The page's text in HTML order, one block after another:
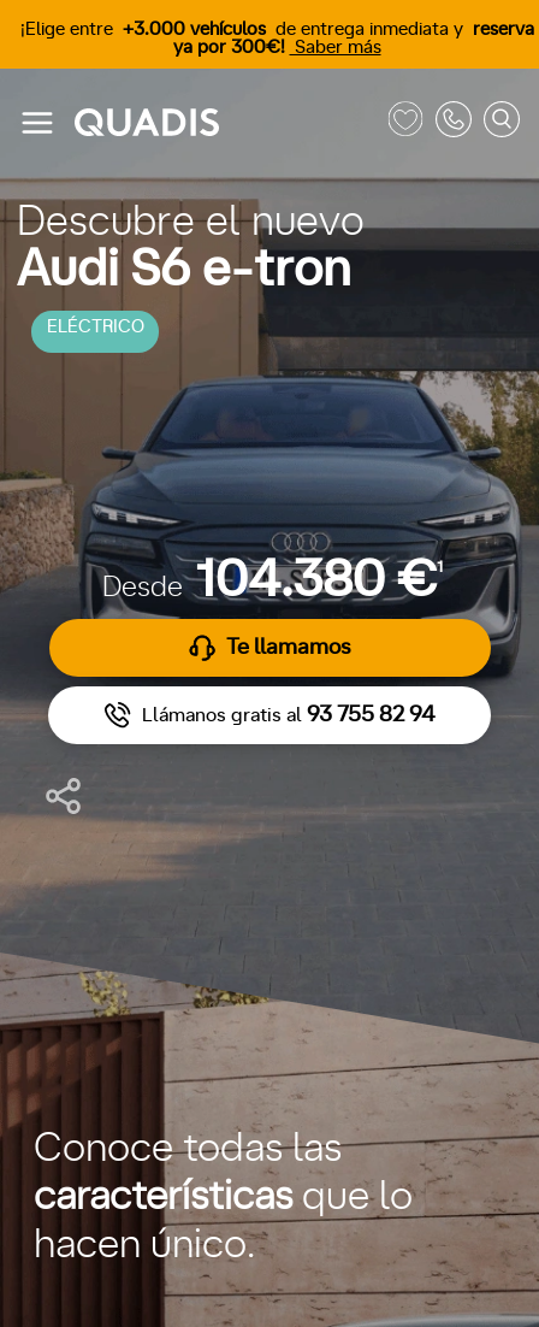
¡Elige entre +3.000 vehículos de entrega inmediata y reserva
ya por 300€! Saber más
Descubre el nuevo
Audi S6 e-tron
ELÉCTRICO
Desde104.380 €1
Te llamamos
Llámanos gratis al 93 755 82 94
Conoce todas las
característicasque lo
hacen único.